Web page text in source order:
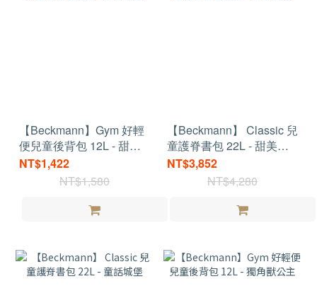
【Beckmann】Gym 好輕
便兒童後背包 12L - 甜美
櫻桃
NT$1,422
NT$1,580
【Beckmann】 Classic 兒
童護脊書包 22L - 甜美櫻
桃
NT$3,852
NT$4,280